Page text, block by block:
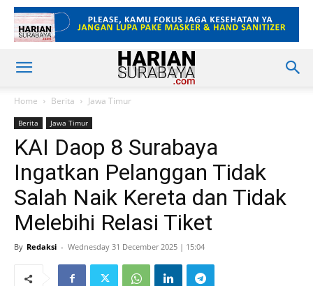
Home Berita Jawa Timur
Berita Jawa Timur
KAI Daop 8 Surabaya
Ingatkan Pelanggan Tidak
Salah Naik Kereta dan Tidak
Melebihi Relasi Tiket
By Redaksi - Wednesday 31 December 2025 | 15:04